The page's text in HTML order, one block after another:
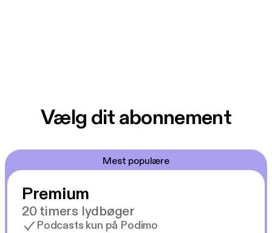
Vælg dit abonnement
Mest populære
Premium
20 timers lydbøger
Podcasts kun på Podimo